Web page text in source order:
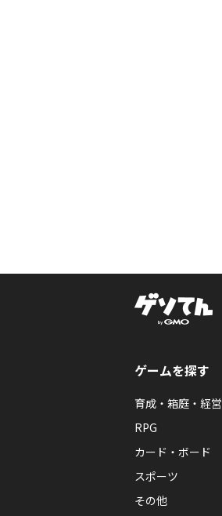
ゲームを探す
育成・箱庭・経営
RPG
カード・ボード
スポーツ
その他